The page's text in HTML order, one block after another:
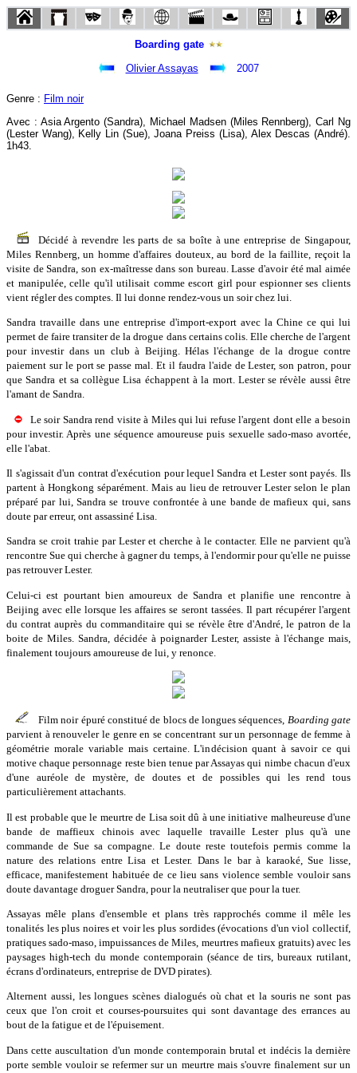
Boarding gate
Olivier Assayas
2007
Genre : Film noir
Avec : Asia Argento (Sandra), Michael Madsen (Miles Rennberg), Carl Ng
(Lester Wang), Kelly Lin (Sue), Joana Preiss (Lisa), Alex Descas (André).
1h43.
Décidé à revendre les parts de sa boîte à une entreprise de Singapour,
Miles Rennberg, un homme d'affaires douteux, au bord de la faillite, reçoit la
visite de Sandra, son ex-maîtresse dans son bureau. Lasse d'avoir été mal aimée
et manipulée, celle qu'il utilisait comme escort girl pour espionner ses clients
vient régler des comptes. Il lui donne rendez-vous un soir chez lui.
Sandra travaille dans une entreprise d'import-export avec la Chine ce qui lui
permet de faire transiter de la drogue dans certains colis. Elle cherche de l'argent
pour investir dans un club à Beijing. Hélas l'échange de la drogue contre
paiement sur le port se passe mal. Et il faudra l'aide de Lester, son patron, pour
que Sandra et sa collègue Lisa échappent à la mort. Lester se révèle aussi être
l'amant de Sandra.
Le soir Sandra rend visite à Miles qui lui refuse l'argent dont elle a besoin
pour investir. Après une séquence amoureuse puis sexuelle sado-maso avortée,
elle l'abat.
Il s'agissait d'un contrat d'exécution pour lequel Sandra et Lester sont payés. Ils
partent à Hongkong séparément. Mais au lieu de retrouver Lester selon le plan
préparé par lui, Sandra se trouve confrontée à une bande de mafieux qui, sans
doute par erreur, ont assassiné Lisa.
Sandra se croit trahie par Lester et cherche à le contacter. Elle ne parvient qu'à
rencontre Sue qui cherche à gagner du temps, à l'endormir pour qu'elle ne puisse
pas retrouver Lester.
Celui-ci est pourtant bien amoureux de Sandra et planifie une rencontre à
Beijing avec elle lorsque les affaires se seront tassées. Il part récupérer l'argent
du contrat auprès du commanditaire qui se révèle être d'André, le patron de la
boite de Miles. Sandra, décidée à poignarder Lester, assiste à l'échange mais,
finalement toujours amoureuse de lui, y renonce.
Film noir épuré constitué de blocs de longues séquences, Boarding gate
parvient à renouveler le genre en se concentrant sur un personnage de femme à
géométrie morale variable mais certaine. L'indécision quant à savoir ce qui
motive chaque personnage reste bien tenue par Assayas qui nimbe chacun d'eux
d'une auréole de mystère, de doutes et de possibles qui les rend tous
particulièrement attachants.
Il est probable que le meurtre de Lisa soit dû à une initiative malheureuse d'une
bande de maffieux chinois avec laquelle travaille Lester plus qu'à une
commande de Sue sa compagne. Le doute reste toutefois permis comme la
nature des relations entre Lisa et Lester. Dans le bar à karaoké, Sue lisse,
efficace, manifestement habituée de ce lieu sans violence semble vouloir sans
doute davantage droguer Sandra, pour la neutraliser que pour la tuer.
Assayas mêle plans d'ensemble et plans très rapprochés comme il mêle les
tonalités les plus noires et voir les plus sordides (évocations d'un viol collectif,
pratiques sado-maso, impuissances de Miles, meurtres mafieux gratuits) avec les
paysages high-tech du monde contemporain (séance de tirs, bureaux rutilant,
écrans d'ordinateurs, entreprise de DVD pirates).
Alternent aussi, les longues scènes dialogués où chat et la souris ne sont pas
ceux que l'on croit et courses-poursuites qui sont davantage des errances au
bout de la fatigue et de l'épuisement.
Dans cette auscultation d'un monde contemporain brutal et indécis la dernière
porte semble vouloir se refermer sur un meurtre mais s'ouvre finalement sur un